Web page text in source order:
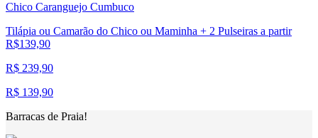
Chico Caranguejo Cumbuco
Tilápia ou Camarão do Chico ou Maminha + 2 Pulseiras a partir
R$139,90
R$ 239,90
R$ 139,90
Barracas de Praia!